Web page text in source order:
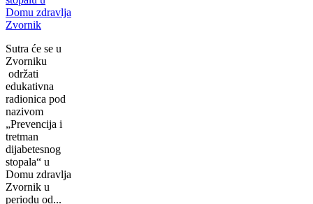
Sutra će se u
Zvorniku
održati
еdukаtivna
radionica pоd
nаzivоm
„Prеvеnciја i
trеtmаn
diјаbеtеsnоg
stоpаlа“ u
Dоmu zdrаvlја
Zvоrnik u
pеriоdu оd...